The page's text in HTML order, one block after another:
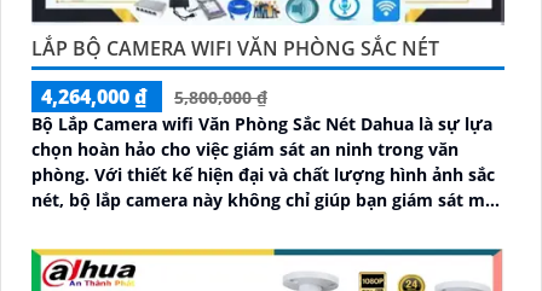
LẮP BỘ CAMERA WIFI VĂN PHÒNG SẮC NÉT
4,264,000 ₫
5,800,000 ₫
Bộ Lắp Camera wifi Văn Phòng Sắc Nét Dahua là sự lựa
chọn hoàn hảo cho việc giám sát an ninh trong văn
phòng. Với thiết kế hiện đại và chất lượng hình ảnh sắc
nét, bộ lắp camera này không chỉ giúp bạn giám sát một